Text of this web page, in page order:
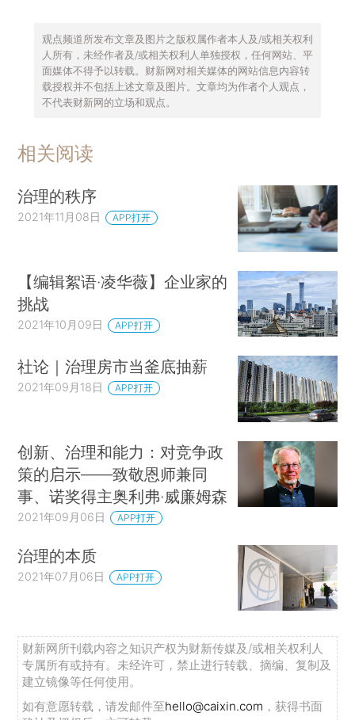
观点频道所发布文章及图片之版权属作者本人及/或相关权利
人所有，未经作者及/或相关权利人单独授权，任何网站、平
面媒体不得予以转载。财新网对相关媒体的网站信息内容转
载授权并不包括上述文章及图片。文章均为作者个人观点，
不代表财新网的立场和观点。
相关阅读
治理的秩序
2021年11月08日 APP打开
【编辑絮语·凌华薇】企业家的
挑战
2021年10月09日 APP打开
社论｜治理房市当釜底抽薪
2021年09月18日 APP打开
创新、治理和能力：对竞争政
策的启示——致敬恩师兼同
事、诺奖得主奥利弗·威廉姆森
2021年09月06日 APP打开
治理的本质
2021年07月06日 APP打开
财新网所刊载内容之知识产权为财新传媒及/或相关权利人
专属所有或持有。未经许可，禁止进行转载、摘编、复制及
建立镜像等任何使用。
如有意愿转载，请发邮件至hello@caixin.com ，获得书面